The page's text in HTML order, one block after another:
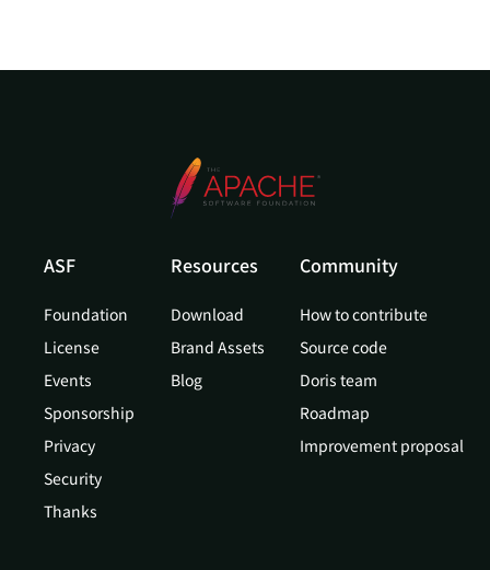
ASF
Foundation
License
Events
Sponsorship
Privacy
Security
Thanks
Resources
Download
Brand Assets
Blog
Community
How to contribute
Source code
Doris team
Roadmap
Improvement proposal